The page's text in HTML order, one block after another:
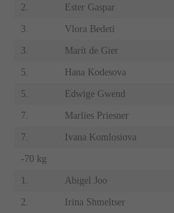
2. Ester Gaspar
3. Vlora Bedeti
3. Marit de Gier
5. Hana Kodesova
5. Edwige Gwend
7. Marlies Priesner
7. Ivana Komlosiova
-70 kg
1. Abigel Joo
2. Irina Shmeltser